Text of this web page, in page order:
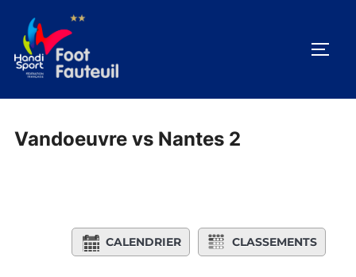
contenu
Vandoeuvre vs Nantes 2
CALENDRIER CLASSEMENTS